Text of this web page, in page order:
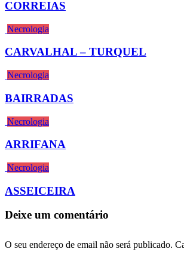
CORREIAS
Necrologia
CARVALHAL – TURQUEL
Necrologia
BAIRRADAS
Necrologia
ARRIFANA
Necrologia
ASSEICEIRA
Deixe um comentário
O seu endereço de email não será publicado.